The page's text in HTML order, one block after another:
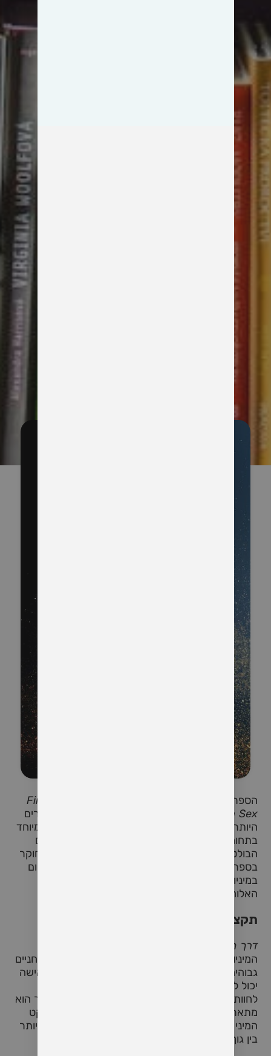
הספר
"Finding God
Through Sex"
) מאת דיוויד דיידה הוא אחד מהספרים
היותר מרתקים וייחודיים בספרות הפיתוח העצמי, ובמיוחד
בתחום הרוחניות והמיניות. דיידה, שהוא אחד המורים
הבולטים בזמננו לנושא המיניות והצמיחה הרוחנית, חוקר
בספר זה את הקשר העמוק והפוטנציאל הרוחני הגלום
במיניות, ומציג אותה ככלי שיכול להוביל לחיבור עם
האלוהות והנשגב.
תקציר הספר
דרך המין לאלוהים
המיניות אינה רק פיזית, אלא מהווה גשר לעולמות רוחניים
גבוהים יותר. דיידה מציע שהמפגש המיני בין גבר לאישה
יכול להוות חוויית התעלות רוחנית, שבה הם מסוגלים
לחוות את האינסוף, את האחדות עם האלוהים. בספר הוא
מתאר כיצד ניתן להתמסר לחוויה זו ולהפוך את האקט
המיני למרחב מקודש שבו מתממש החיבור העמוק ביותר
בין גוף, נפש ורוח.